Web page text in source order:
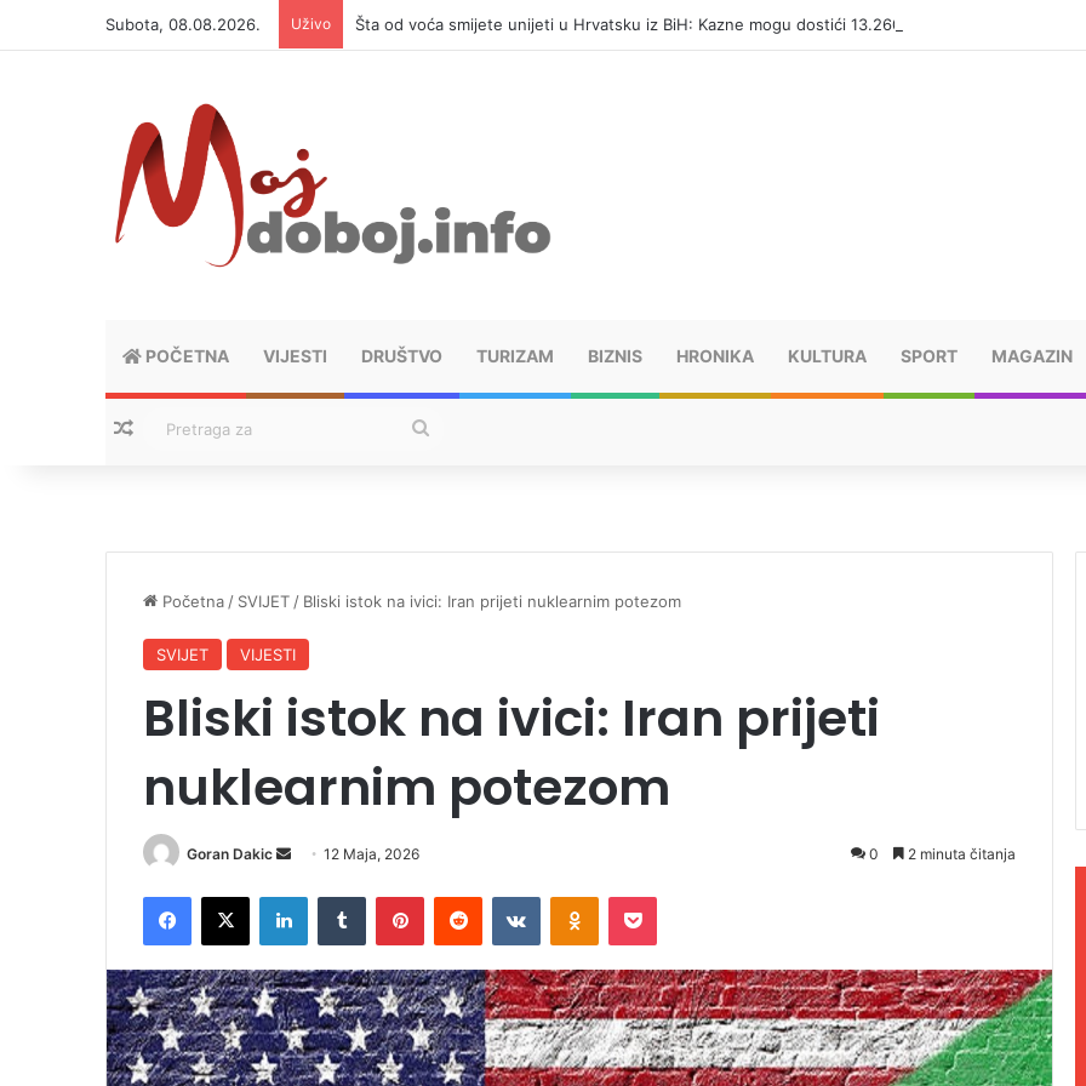
Subota, 08.08.2026. Uživo Šta od voća smijete unijeti u Hrvatsku iz BiH: Kazne mogu dostići 13.260 evra
POČETNA VIJESTI DRUŠTVO TURIZAM BIZNIS HRONIKA KULTURA SPORT MAGAZIN
Nasumični tekstovi
Početna / SVIJET / Bliski istok na ivici: Iran prijeti nuklearnim potezom
SVIJET VIJESTI
Bliski istok na ivici: Iran prijeti
nuklearnim potezom
Goran Dakic
d
a
n
e
m
12 Maja, 2026 0 2 minuta čitanja